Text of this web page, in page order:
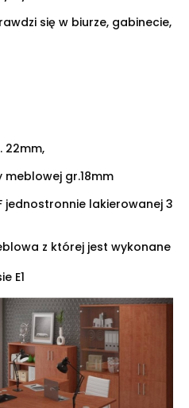
się w biurze, gabinecie,
22mm,
meblowej gr.18mm
jednostronnie lakierowanej 3
z której jest wykonane
E1